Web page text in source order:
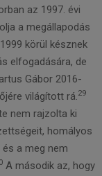
az 1997. évi
a megállapodás
körül késznek
elfogadására, de
Gábor 2016-
világított rá.29
nem rajzolta ki
homályos
a meg nem
A második az, hogy